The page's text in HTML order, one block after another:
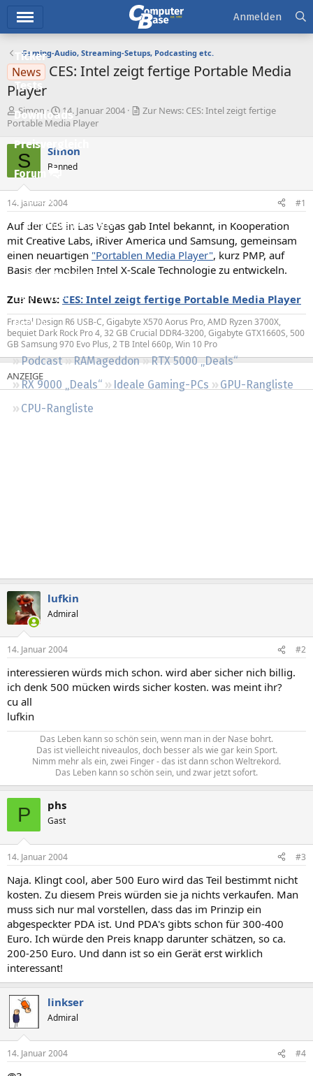
Ticker
Tests
Downloads
Preisvergleich
Forum
Aktuelles
Empfohlene Inhalte
Neue Beiträge
Neueste Aktivitäten
Leserartikel
Regeln
Podcast RAMageddon
RTX 5000 „Deals“
RX 9000 „Deals“
Ideale Gaming-PCs
GPU-Rangliste
CPU-Rangliste
Anmelden
Gaming-Audio, Streaming-Setups, Podcasting etc.
News CES: Intel zeigt fertige Portable Media
Player
E
r
t
e
l
e
r
Simon
E
r
t
l
t
a
m
14. Januar 2004
Zur News: CES: Intel zeigt fertige
Portable Media Player
S Simon
Banned
14. Januar 2004 #1
Auf der CES in Las Vegas gab Intel bekannt, in Kooperation
mit Creative Labs, iRiver America und Samsung, gemeinsam
einen neuartigen "Portablen Media Player", kurz PMP, auf
Basis der mobilen Intel X-Scale Technologie zu entwickeln.
Zur News: CES: Intel zeigt fertige Portable Media Player
Fractal Design R6 USB-C, Gigabyte X570 Aorus Pro, AMD Ryzen 3700X,
bequiet Dark Rock Pro 4, 32 GB Crucial DDR4-3200, Gigabyte GTX1660S, 500
GB Samsung 970 Evo Plus, 2 TB Intel 660p, Win 10 Pro
lufkin
Admiral
14. Januar 2004 #2
interessieren würds mich schon. wird aber sicher nich billig.
ich denk 500 mücken wirds sicher kosten. was meint ihr?
cu all
lufkin
Das Leben kann so schön sein, wenn man in der Nase bohrt.
Das ist vielleicht niveaulos, doch besser als wie gar kein Sport.
Nimm mehr als ein, zwei Finger - das ist dann schon Weltrekord.
Das Leben kann so schön sein, und zwar jetzt sofort.​
P phs
Gast
14. Januar 2004 #3
Naja. Klingt cool, aber 500 Euro wird das Teil bestimmt nicht
kosten. Zu diesem Preis würden sie ja nichts verkaufen. Man
muss sich nur mal vorstellen, dass das im Prinzip ein
abgespeckter PDA ist. Und PDA's gibts schon für 300-400
Euro. Ich würde den Preis knapp darunter schätzen, so ca.
200-250 Euro. Und dann ist so ein Gerät erst wirklich
interessant!
linkser
Admiral
14. Januar 2004 #4